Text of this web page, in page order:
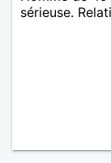
sérieuse.